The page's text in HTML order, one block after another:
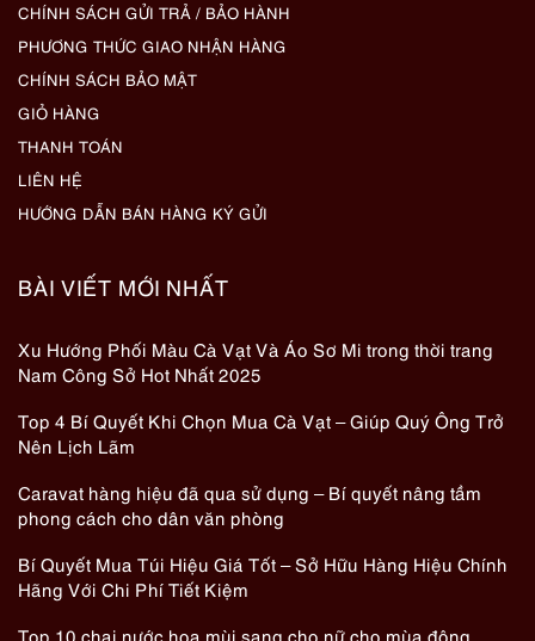
CHÍNH SÁCH GỬI TRẢ / BẢO HÀNH
PHƯƠNG THỨC GIAO NHẬN HÀNG
CHÍNH SÁCH BẢO MẬT
GIỎ HÀNG
THANH TOÁN
LIÊN HỆ
HƯỚNG DẪN BÁN HÀNG KÝ GỬI
BÀI VIẾT MỚI NHẤT
Xu Hướng Phối Màu Cà Vạt Và Áo Sơ Mi trong thời trang
Nam Công Sở Hot Nhất 2025
Top 4 Bí Quyết Khi Chọn Mua Cà Vạt – Giúp Quý Ông Trở
Nên Lịch Lãm
Caravat hàng hiệu đã qua sử dụng – Bí quyết nâng tầm
phong cách cho dân văn phòng
Bí Quyết Mua Túi Hiệu Giá Tốt – Sở Hữu Hàng Hiệu Chính
Hãng Với Chi Phí Tiết Kiệm
Top 10 chai nước hoa mùi sang cho nữ cho mùa đông